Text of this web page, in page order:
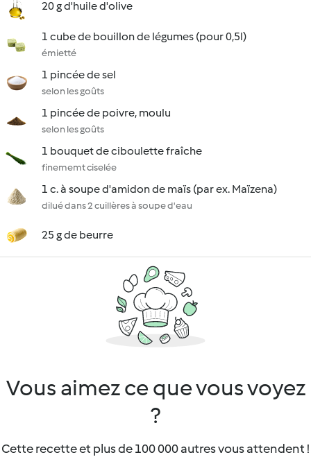
20 g d'huile d'olive
1 cube de bouillon de légumes (pour 0,5l)
émietté
1 pincée de sel
selon les goûts
1 pincée de poivre, moulu
selon les goûts
1 bouquet de ciboulette fraîche
finememt ciselée
1 c. à soupe d'amidon de maïs (par ex. Maïzena)
dilué dans 2 cuillères à soupe d'eau
25 g de beurre
Vous aimez ce que vous voyez
?
Cette recette et plus de 100 000 autres vous attendent !